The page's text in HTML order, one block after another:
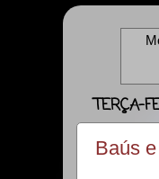
TERÇA-
Baús